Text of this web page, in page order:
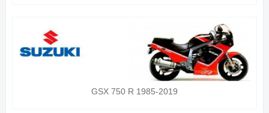
GSX 750 R 1985-2019